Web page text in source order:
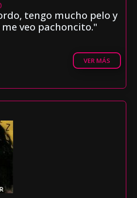
tengo mucho pelo y
veo pachoncito."
VER MÁS